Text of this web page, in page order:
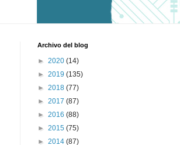
Archivo del blog
► 2020 (14)
► 2019 (135)
► 2018 (77)
► 2017 (87)
► 2016 (88)
► 2015 (75)
► 2014 (87)